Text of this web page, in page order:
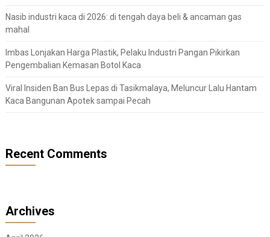
Nasib industri kaca di 2026: di tengah daya beli & ancaman gas
mahal
Imbas Lonjakan Harga Plastik, Pelaku Industri Pangan Pikirkan
Pengembalian Kemasan Botol Kaca
Viral Insiden Ban Bus Lepas di Tasikmalaya, Meluncur Lalu Hantam
Kaca Bangunan Apotek sampai Pecah
Recent Comments
Archives